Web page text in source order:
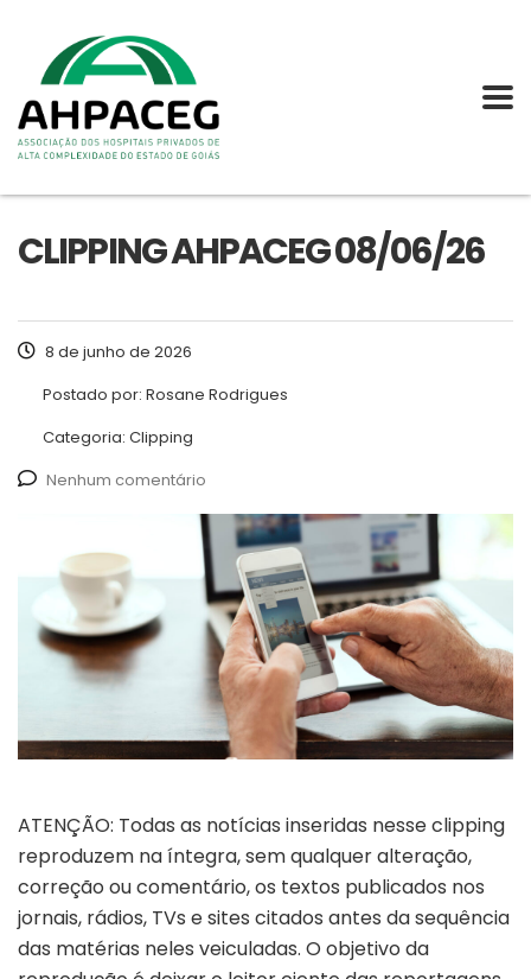
CLIPPING AHPACEG 08/06/26
8 de junho de 2026
Postado por: Rosane Rodrigues
Categoria: Clipping
Nenhum comentário
ATENÇÃO: Todas as notícias inseridas nesse clipping
reproduzem na íntegra, sem qualquer alteração,
correção ou comentário, os textos publicados nos
jornais, rádios, TVs e sites citados antes da sequência
das matérias neles veiculadas. O objetivo da